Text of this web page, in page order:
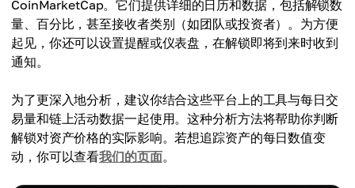
CoinMarketCap。它们提供详细的日历和数据，包括解锁数
量、百分比，甚至接收者类别（如团队或投资者）。为方便
起见，你还可以设置提醒或仪表盘，在解锁即将到来时收到
通知。
为了更深入地分析，建议你结合这些平台上的工具与每日交
易量和链上活动数据一起使用。这种分析方法将帮助你判断
解锁对资产价格的实际影响。若想追踪资产的每日数值变
动，你可以查看我们的页面。